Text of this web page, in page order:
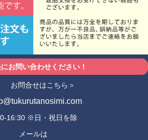
お問い合わせください！
お問合せはこちら＞
16:30 ※日・祝日を除
メールは